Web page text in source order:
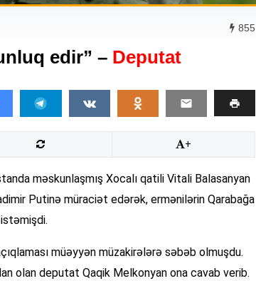
855
edir” – Deputat
+
məskunlaşmış Xocalı qatili Vitali Balasanyan
Putinə müraciət edərək, ermənilərin Qarabağa
müəyyən müzakirələrə səbəb olmuşdu.
olan deputat Qaqik Melkonyan ona cavab verib.